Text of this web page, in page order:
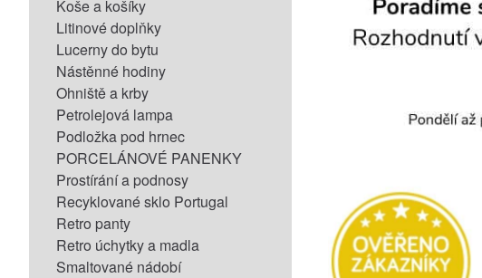
Koše a košíky
Litinové doplňky
Lucerny do bytu
Nástěnné hodiny
Ohniště a krby
Petrolejová lampa
Podložka pod hrnec
PORCELÁNOVÉ PANENKY
Prostírání a podnosy
Recyklované sklo Portugal
Retro panty
Retro úchytky a madla
Smaltované nádobí